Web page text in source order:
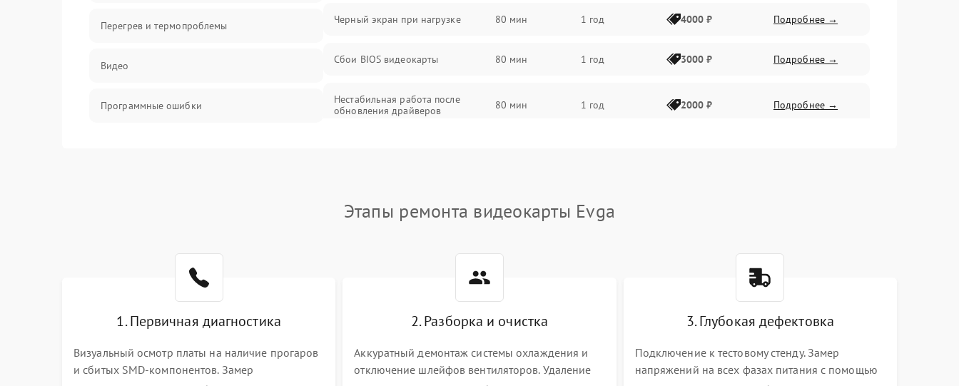
Перегрев и термопроблемы
Видео
Программные ошибки
Электронные компоненты
Интерфейсы
Черный экран при нагрузке 80 мин 1 год 4000 ₽ Подробнее →
Сбои BIOS видеокарты 80 мин 1 год 3000 ₽ Подробнее →
Нестабильная работа после
обновления драйверов
80 мин 1 год 2000 ₽ Подробнее →
Этапы ремонта видеокарты Evga
1. Первичная диагностика
Визуальный осмотр платы на наличие прогаров
и сбитых SMD-компонентов. Замер
2. Разборка и очистка
Аккуратный демонтаж системы охлаждения и
отключение шлейфов вентиляторов. Удаление
3. Глубокая дефектовка
Подключение к тестовому стенду. Замер
напряжений на всех фазах питания с помощью